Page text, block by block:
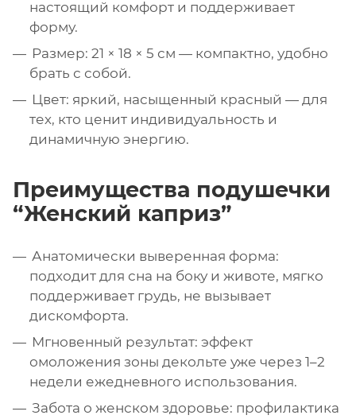
настоящий комфорт и поддерживает
форму.
Размер: 21 × 18 × 5 см — компактно, удобно
брать с собой.
Цвет: яркий, насыщенный красный — для
тех, кто ценит индивидуальность и
динамичную энергию.
Преимущества подушечки
“Женский каприз”
Анатомически выверенная форма:
подходит для сна на боку и животе, мягко
поддерживает грудь, не вызывает
дискомфорта.
Мгновенный результат: эффект
омоложения зоны декольте уже через 1–2
недели ежедневного использования.
Забота о женском здоровье: профилактика